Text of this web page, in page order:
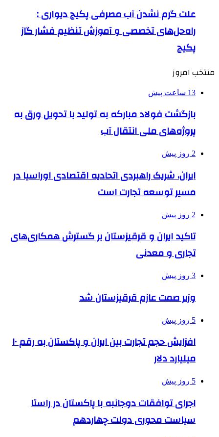
علت گرم نشدن آب مصرفی پکیج دیواری :
راه‌حل‌های تخصصی و آموزش تنظیم فشار گاز
پکیج
منتخب امروز
13 ساعت پیش
بازگشت فولاد مبارکه به تولید با تحویل ورق به
پروژه‌های ملی انتقال آب
2 روز پیش
ایران، شریک راهبردی اتحادیه اقتصادی اوراسیا در
مسیر توسعه تجارت است
2 روز پیش
تاکید ایران و قرقیزستان بر گسترش همکاری‌های
تجاری و معدنی
3 روز پیش
وزیر صمت عازم قرقیزستان شد
5 روز پیش
افزایش حجم تجارت بین ایران و پاکستان به رقم ۱۰
میلیارد دلار
5 روز پیش
اجرای توافقات دوجانبه با پاکستان در راستا
سیاست محوری دولت چهاردهم